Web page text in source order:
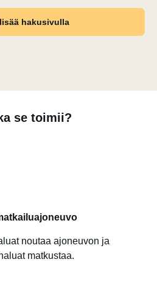
hakusivulla
se toimii?
noutaa ajoneuvon ja
matkustaa.